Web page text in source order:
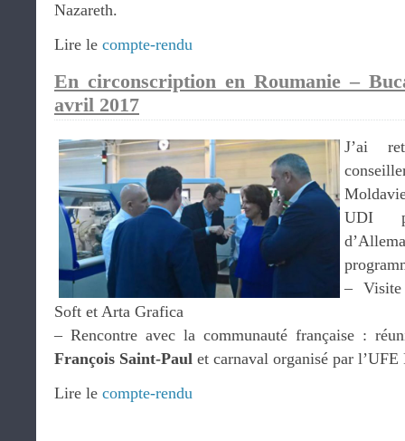
Nazareth.
Lire le compte-rendu
En circonscription en Roumanie –
avril 2017
J’ai
UDI
– Visite
Soft et Arta Grafica
– Rencontre avec la communauté française :
François Saint-Paul et carnaval organisé par l’UFE
Lire le compte-rendu